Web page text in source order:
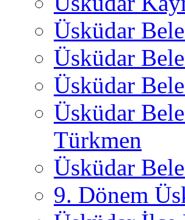
Üsküdar
Üsküdar
Üsküdar
Üsküdar
Türkmen
Üsküdar
9. Dönem